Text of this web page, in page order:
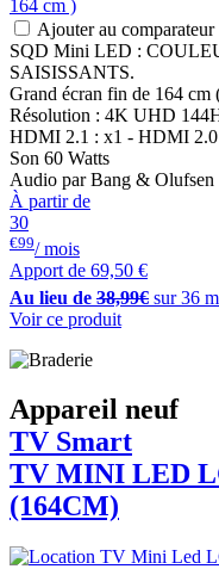
Ajouter au comparateur
SQD Mini LED :
SAISISSANTS.
Grand écran fin de 164 cm
Résolution : 4K UHD
HDMI 2.1 : x1 - HDMI 2.0
Son 60 Watts
Audio par Bang & Olufsen
À partir de
30
€99/ mois
Apport de 69,50 €
Au lieu de 38,99€ sur 36
Voir ce produit
Appareil neuf
TV Smart
TV MINI LED
(164CM)